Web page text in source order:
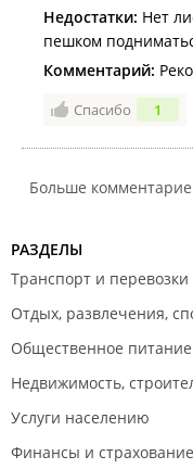
Недостатки: Нет
пешком
Комментарий:
Спасибо 1
Больше
РАЗДЕЛЫ
Транспорт и перевозки
Отдых, развлечения,
Общественное питание
Недвижимость,
Услуги населению
Финансы и страхование